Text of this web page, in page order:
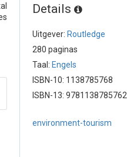
Details
Uitgever: Routledge
280 paginas
Taal: Engels
ISBN-10: 1138785768
ISBN-13: 9781138785762
environment-tourism